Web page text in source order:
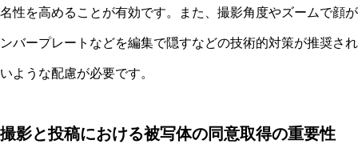
名性を高めることが有効です。また、撮影角度やズームで顔
ンバープレートなどを編集で隠すなどの技術的対策が推奨さ
いような配慮が必要です。
撮影と投稿における被写体の同意取得の重要性